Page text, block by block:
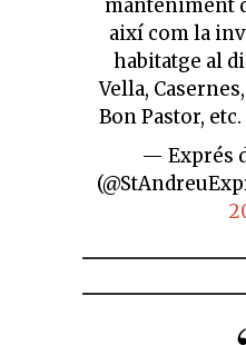
manteniment
així com la
habitatge al
Vella,
Bon Pastor, etc.
— Exprés